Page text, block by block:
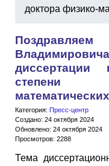
доктора физико-
диссертации
степени
Категория: Пресс-центр
Создано: 24 октября 2024
Обновлено: 24 октября 2024
Просмотров: 2288
Тема